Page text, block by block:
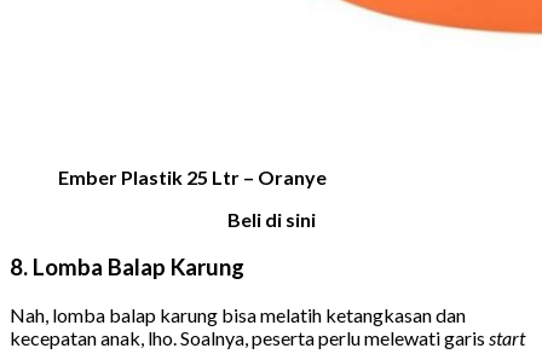
Ember Plastik 25 Ltr – Oranye
Beli di sini
8. Lomba Balap Karung
Nah, lomba balap karung bisa melatih ketangkasan dan
kecepatan anak, lho. Soalnya, peserta perlu melewati garis start